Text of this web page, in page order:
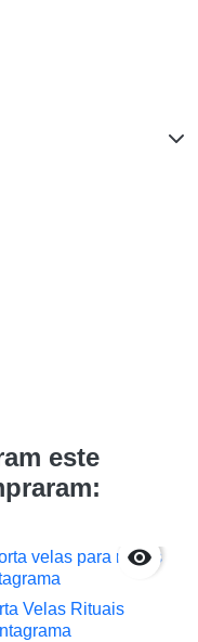
este

Velas Rituais